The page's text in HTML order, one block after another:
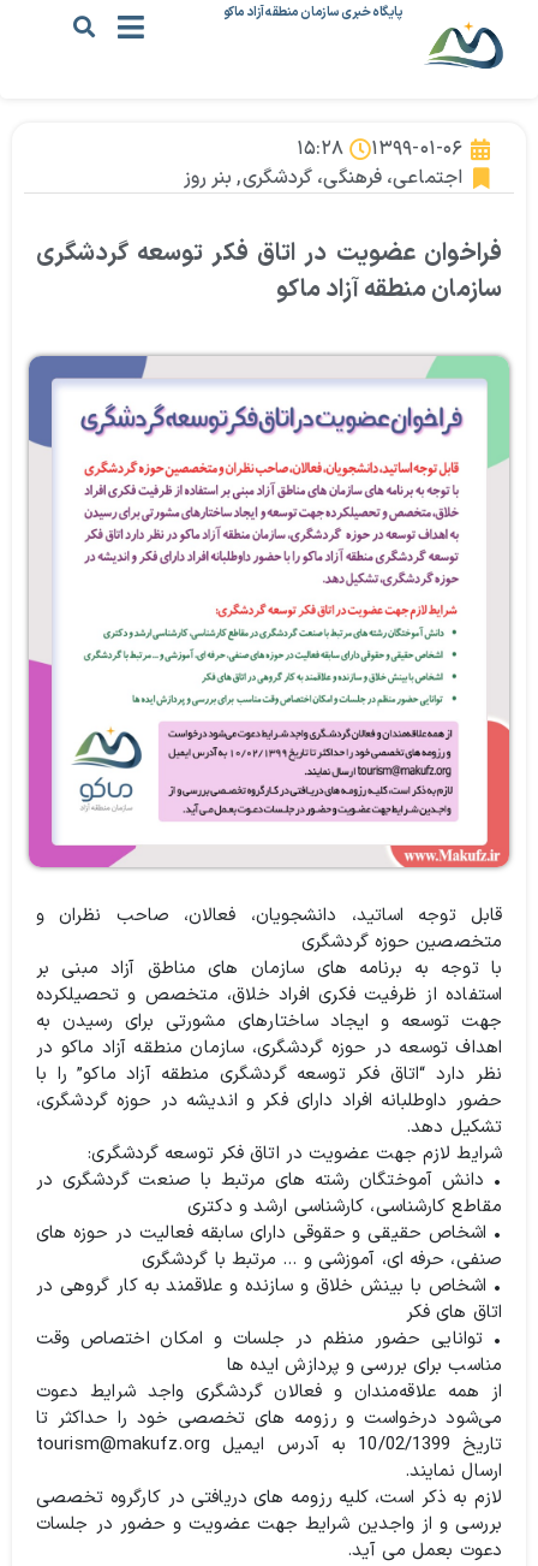
پایگاه خبری سازمان منطقه آزاد ماکو
۱۳۹۹-۰۱-۰۶
۱۵:۲۸
اجتماعی، فرهنگی، گردشگری, بنر روز
فراخوان عضویت در اتاق فکر توسعه گردشگری
سازمان منطقه آزاد ماکو
قابل توجه اساتید، دانشجویان، فعالان، صاحب نظران و
متخصصین حوزه گردشگری
با توجه به برنامه های سازمان های مناطق آزاد مبنی بر
استفاده از ظرفیت فکری افراد خلاق، متخصص و تحصیلکرده
جهت توسعه و ایجاد ساختارهای مشورتی برای رسیدن به
اهداف توسعه در حوزه گردشگری، سازمان منطقه آزاد ماکو در
نظر دارد “اتاق فکر توسعه گردشگری منطقه آزاد ماکو” را با
حضور داوطلبانه افراد دارای فکر و اندیشه در حوزه گردشگری،
تشکیل دهد.
شرایط لازم جهت عضویت در اتاق فکر توسعه گردشگری:
• دانش آموختگان رشته های مرتبط با صنعت گردشگری در
مقاطع کارشناسی، کارشناسی ارشد و دکتری
• اشخاص حقیقی و حقوقی دارای سابقه فعالیت در حوزه های
صنفی، حرفه ای، آموزشی و … مرتبط با گردشگری
• اشخاص با بینش خلاق و سازنده و علاقمند به کار گروهی در
اتاق های فکر
• توانایی حضور منظم در جلسات و امکان اختصاص وقت
مناسب برای بررسی و پردازش ایده ها
از همه علاقه‌مندان و فعالان گردشگری واجد شرایط دعوت
می‌شود درخواست و رزومه های تخصصی خود را حداکثر تا
تاریخ 10/02/1399 به آدرس ایمیل tourism@makufz.org
ارسال نمایند.
لازم به ذکر است، کلیه رزومه های دریافتی در کارگروه تخصصی
بررسی و از واجدین شرایط جهت عضویت و حضور در جلسات
دعوت بعمل می آید.